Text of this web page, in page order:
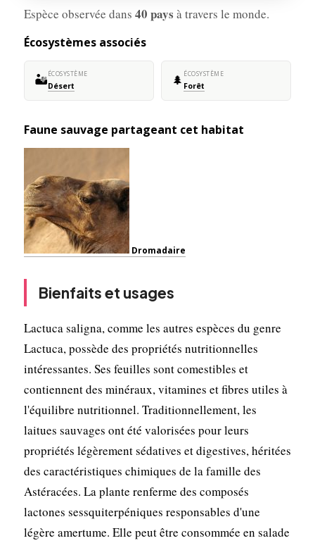
Espèce observée dans 40 pays à travers le monde.
Écosystèmes associés
🏜️ÉCOSYSTÈME
Désert 🌲 ÉCOSYSTÈME
Forêt
Faune sauvage partageant cet habitat
Dromadaire
Bienfaits et usages
Lactuca saligna, comme les autres espèces du genre
Lactuca, possède des propriétés nutritionnelles
intéressantes. Ses feuilles sont comestibles et
contiennent des minéraux, vitamines et fibres utiles à
l'équilibre nutritionnel. Traditionnellement, les
laitues sauvages ont été valorisées pour leurs
propriétés légèrement sédatives et digestives, héritées
des caractéristiques chimiques de la famille des
Astéracées. La plante renferme des composés
lactones sessquiterpéniques responsables d'une
légère amertume. Elle peut être consommée en salade